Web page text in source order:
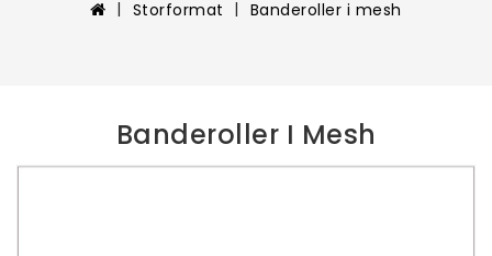
Storformat Banderoller i mesh
Banderoller I Mesh